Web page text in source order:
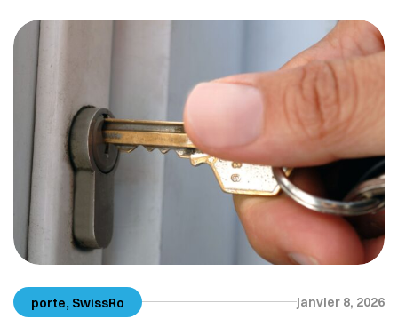
l’un des rares éléments où […]
porte, SwissRo janvier 8, 2026